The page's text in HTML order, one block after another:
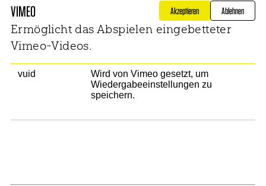
VIMEO
Ermöglicht das Abspielen eingebetteter
Vimeo-Videos.
vuid
Wird von Vimeo gesetzt, um
Wiedergabeeinstellungen zu
speichern.